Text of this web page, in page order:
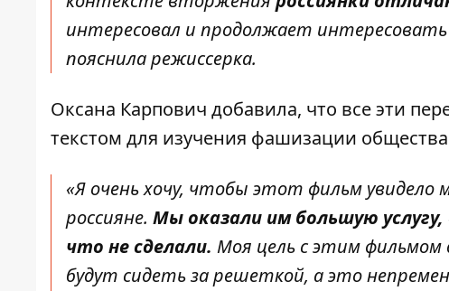
интересовал и продолжает
пояснила режиссерка.
Оксана Карпович добавила, что все эти
текстом для изучения фашизации
«Я очень хочу, чтобы этот фильм увидело
россияне. Мы оказали им большую
что не сделали. Моя цель с этим фильмом
будут сидеть за решеткой, а это